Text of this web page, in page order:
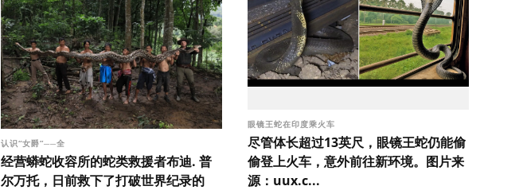
认识“女爵”──全
经营蟒蛇收容所的蛇类救援者布迪. 普
尔万托，日前救下了打破世界纪录的
眼镜王蛇在印度乘火车
尽管体长超过13英尺，眼镜王蛇仍能偷
偷登上火车，意外前往新环境。图片来
源：uux.c...